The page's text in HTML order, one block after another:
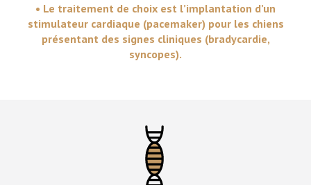
• Le traitement de choix est l’implantation d’un
stimulateur cardiaque (pacemaker) pour les chiens
présentant des signes cliniques (bradycardie,
syncopes).